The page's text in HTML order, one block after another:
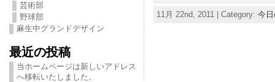
芸術部
野球部
麻生中グランドデザイン
最近の投稿
当ホームページは新しいアドレス
へ移転いたしました。
11月 22nd, 2011 | Category: 今